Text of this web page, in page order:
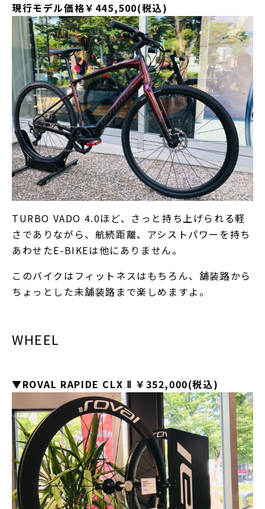
現行モデル価格￥445,500(税込)
TURBO VADO 4.0ほど、さっと持ち上げられる軽
さでありながら、航続距離、アシストパワーを持ち
あわせたE-BIKEは他にありません。
このバイクはフィットネスはもちろん、舗装路から
ちょっとした未舗装路まで楽しめますよ。
WHEEL
▼ROVAL RAPIDE CLX Ⅱ ￥352,000(税込)